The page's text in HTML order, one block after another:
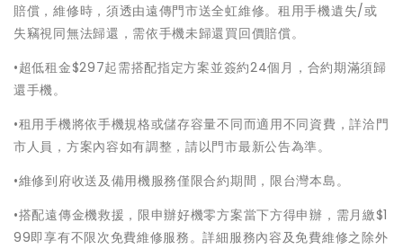
賠償，維修時，須透由遠傳門市送全虹維修。租用手機遺失/或
失竊視同無法歸還，需依手機未歸還買回價賠償。
•超低租金$297起需搭配指定方案並簽約24個月，合約期滿須歸
還手機。
•租用手機將依手機規格或儲存容量不同而適用不同資費，詳洽門
市人員，方案內容如有調整，請以門市最新公告為準。
•維修到府收送及備用機服務僅限合約期間，限台灣本島。
•搭配遠傳金機救援，限申辦好機零方案當下方得申辦，需月繳$1
99即享有不限次免費維修服務。詳細服務內容及免費維修之除外